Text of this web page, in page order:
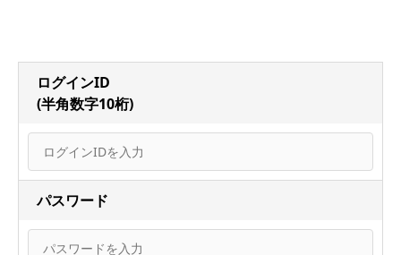
ログインID
(半角数字10桁)
パスワード